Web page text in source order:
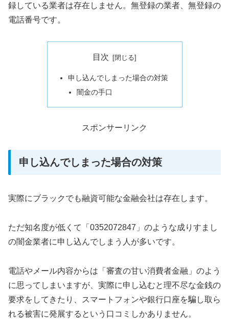
録している業者は存在しません。無登録の業者、無登録の
電話番号です。
目次
申し込んでしまった場合の対策
闇金の手口
スポンサーリンク
申し込んでしまった場合の対策
実際にブラックでも融資可能な金融会社は存在します。
ただ知名度が低くて「0352072847」のような成りすまし
の闇金業者に申し込んでしまう人が多いです。
電話やメール内容からは「審査の甘い消費者金融」のよう
に思ってしまいますが、実際に申し込むと理不尽な金銭の
要求をしてきたり、スマートフォンや銀行口座を騙し取ら
れる被害に発展するという口コミしかありません。